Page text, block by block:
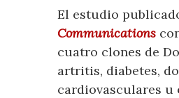
El estudio
Communications
cuatro clones de
artritis, diabetes,
cardiovasculares